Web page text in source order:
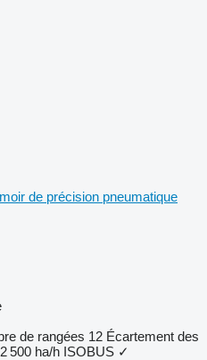
de précision pneumatique
de rangées 12 Écartement des
2 500 ha/h ISOBUS ✓